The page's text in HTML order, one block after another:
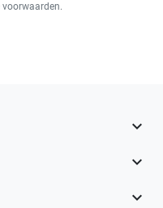


